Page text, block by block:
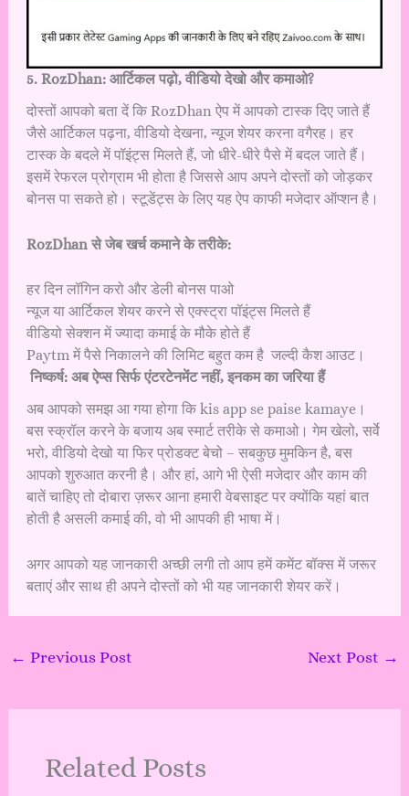
5️. RozDhan: आर्टिकल पढ़ो, वीडियो देखो और कमाओ?
दोस्तों आपको बता दें कि RozDhan ऐप में आपको टास्क दिए जाते हैं
जैसे आर्टिकल पढ़ना, वीडियो देखना, न्यूज शेयर करना वगैरह। हर
टास्क के बदले में पॉइंट्स मिलते हैं, जो धीरे-धीरे पैसे में बदल जाते हैं।
इसमें रेफरल प्रोग्राम भी होता है जिससे आप अपने दोस्तों को जोड़कर
बोनस पा सकते हो। स्टूडेंट्स के लिए यह ऐप काफी मजेदार ऑप्शन है।
RozDhan से जेब खर्च कमाने के तरीके:
हर दिन लॉगिन करो और डेली बोनस पाओ
न्यूज या आर्टिकल शेयर करने से एक्स्ट्रा पॉइंट्स मिलते हैं
वीडियो सेक्शन में ज्यादा कमाई के मौके होते हैं
Paytm में पैसे निकालने की लिमिट बहुत कम है जल्दी कैश आउट।
निष्कर्ष: अब ऐप्स सिर्फ एंटरटेनमेंट नहीं, इनकम का जरिया हैं
अब आपको समझ आ गया होगा कि kis app se paise kamaye।
बस स्क्रॉल करने के बजाय अब स्मार्ट तरीके से कमाओ। गेम खेलो, सर्वे
भरो, वीडियो देखो या फिर प्रोडक्ट बेचो – सबकुछ मुमकिन है, बस
आपको शुरुआत करनी है। और हां, आगे भी ऐसी मजेदार और काम की
बातें चाहिए तो दोबारा ज़रूर आना हमारी वेबसाइट पर क्योंकि यहां बात
होती है असली कमाई की, वो भी आपकी ही भाषा में।
अगर आपको यह जानकारी अच्छी लगी तो आप हमें कमेंट बॉक्स में जरूर
बताएं और साथ ही अपने दोस्तों को भी यह जानकारी शेयर करें।
← Previous Post Next Post →
Related Posts